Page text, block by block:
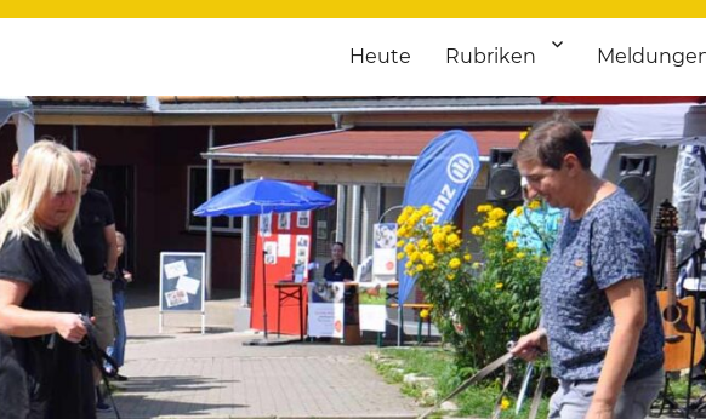
Veranstaltungsportal für
Hof und Hochfranken. Täglich aktuelle Termine von Kultur bis Sport, von Theater bis
Heute Rubriken